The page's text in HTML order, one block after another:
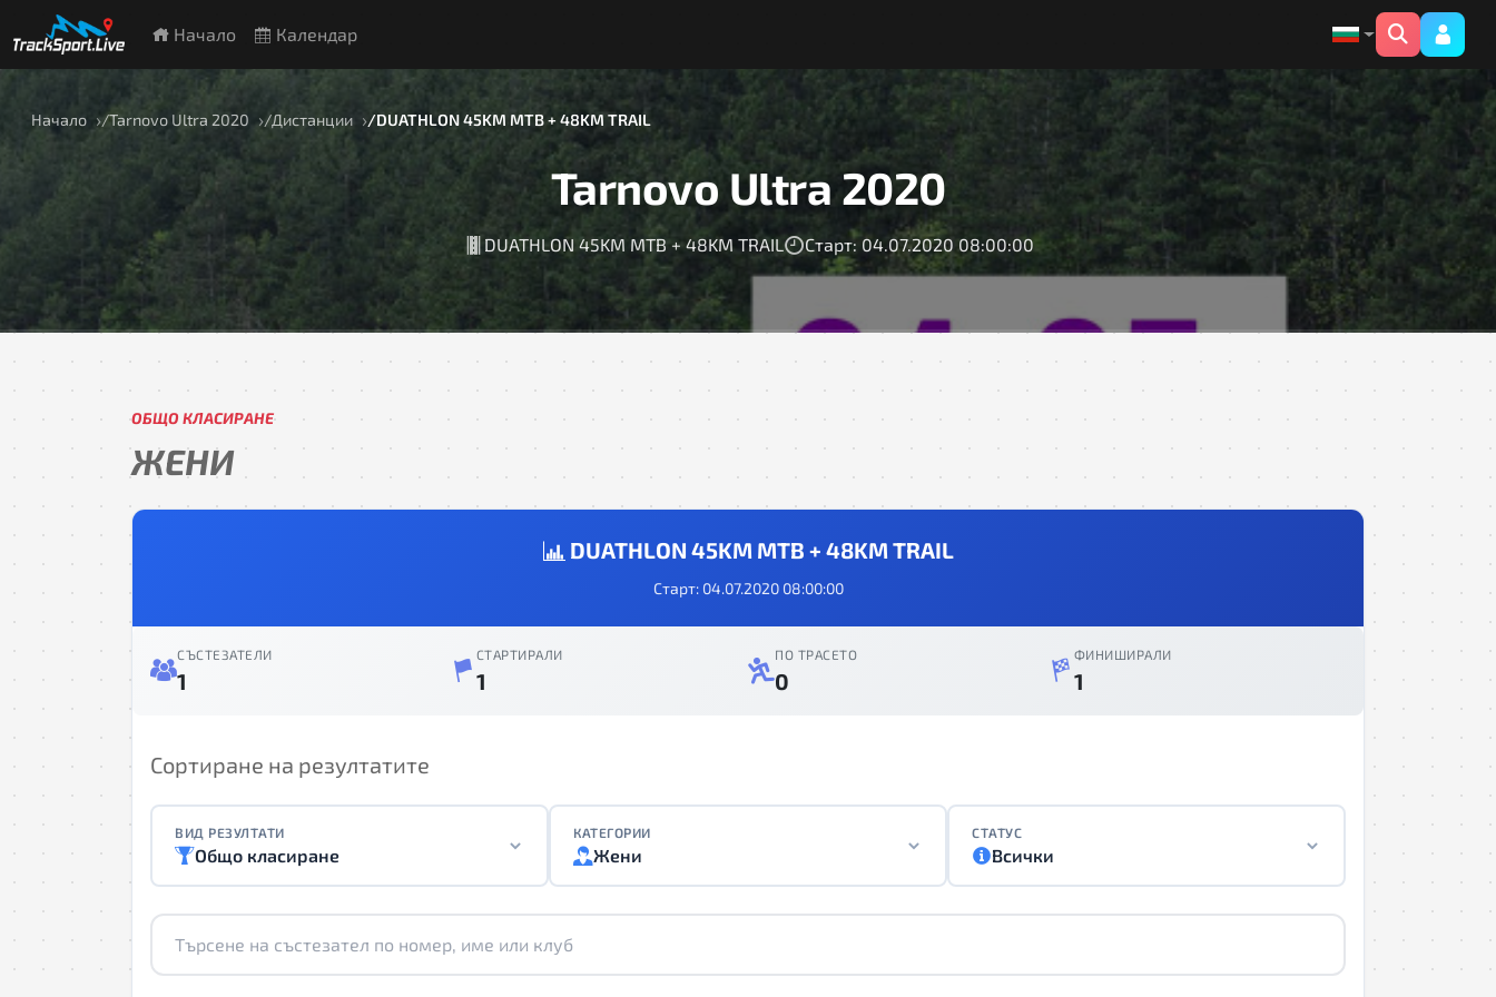
Начало Календар
Начало Tarnovo Ultra 2020 Дистанции DUATHLON 45KM MTB + 48KM TRAIL
Tarnovo Ultra 2020
DUATHLON 45KM MTB + 48KM TRAIL Старт: 04.07.2020 08:00:00
ОБЩО КЛАСИРАНЕ
ЖЕНИ
DUATHLON 45KM MTB + 48KM TRAIL
Старт: 04.07.2020 08:00:00
СЪСТЕЗАТЕЛИ
1
СТАРТИРАЛИ
1
ПО ТРАСЕТО
0
ФИНИШИРАЛИ
1
Сортиране на резултатите
ВИД РЕЗУЛТАТИ
Общо класиране
КАТЕГОРИИ
Жени
СТАТУС
Всички